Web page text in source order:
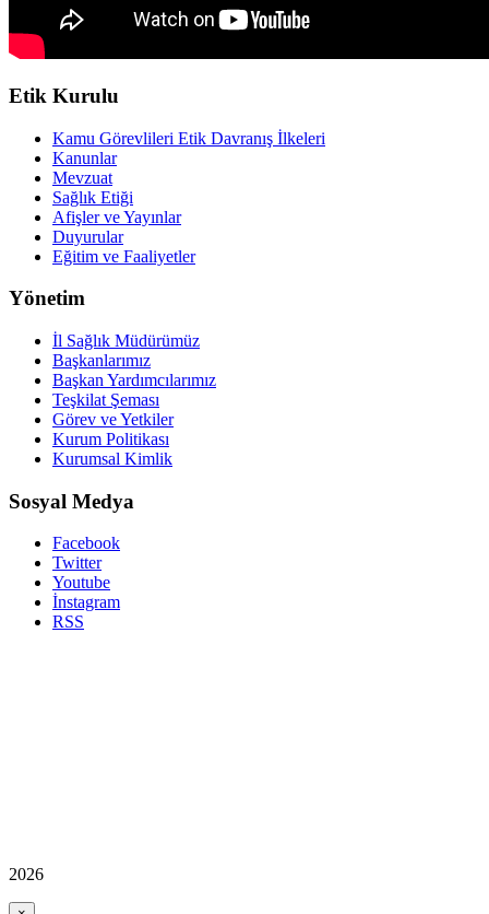
Etik Kurulu
Kamu Görevlileri Etik Davranış İlkeleri
Kanunlar
Mevzuat
Sağlık Etiği
Afişler ve Yayınlar
Duyurular
Eğitim ve Faaliyetler
Yönetim
İl Sağlık Müdürümüz
Başkanlarımız
Başkan Yardımcılarımız
Teşkilat Şeması
Görev ve Yetkiler
Kurum Politikası
Kurumsal Kimlik
Sosyal Medya
Facebook
Twitter
Youtube
İnstagram
RSS
2026